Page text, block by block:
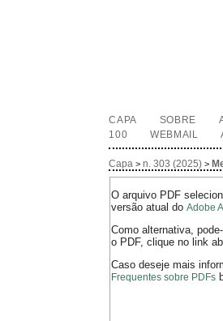
CAPA SOBRE
100
WEBMAIL
Capa >n. 303 (2025) >
O arquivo PDF
versão atual doAdobe
Como alternativa,
o PDF, clique no link
Caso deseje mais
Frequentes sobre PDFs